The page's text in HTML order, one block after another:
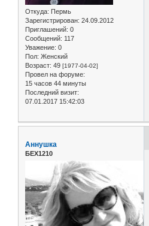
Откуда: Пермь
Зарегистрирован: 24.09.2012
Приглашений: 0
Сообщений: 117
Уважение: 0
Пол: Женский
Возраст: 49 [1977-04-02]
Провел на форуме:
15 часов 44 минуты
Последний визит:
07.01.2017 15:42:03
Аннушка
БЕХ1210